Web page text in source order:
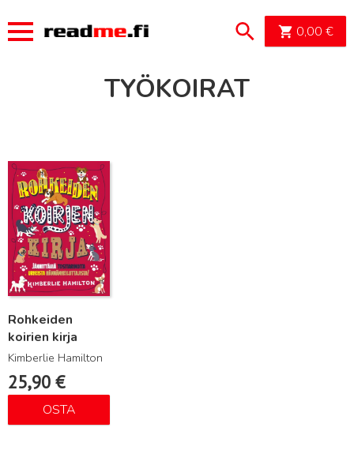
0,00 €
TYÖKOIRAT
Rohkeiden
koirien kirja
Kimberlie Hamilton
25,90 €
OSTA
Lue lisää